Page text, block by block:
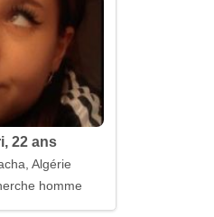
22 ans
Algérie
homme